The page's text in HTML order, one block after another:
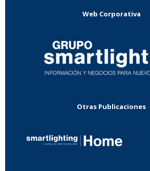
Web Corporativa
Otras Publicaciones